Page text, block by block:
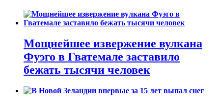
Мощнейшее извержение вулкана
Фуэго в Гватемале заставило
бежать тысячи человек